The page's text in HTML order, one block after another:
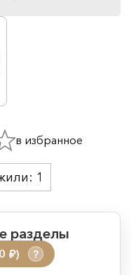
разделы
руб.) ?
1
в избранное